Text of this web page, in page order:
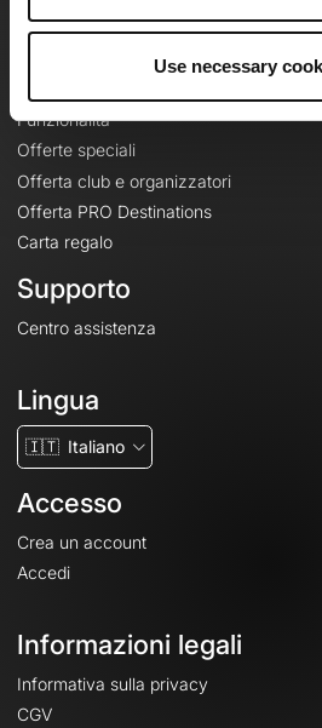
Use necessary
Funzionalità
Offerte speciali
Offerta club e organizzatori
Offerta PRO Destinations
Carta regalo
Supporto
Centro assistenza
Lingua
🇮🇹 Italiano
Accesso
Crea un account
Accedi
Informazioni legali
Informativa sulla privacy
CGV